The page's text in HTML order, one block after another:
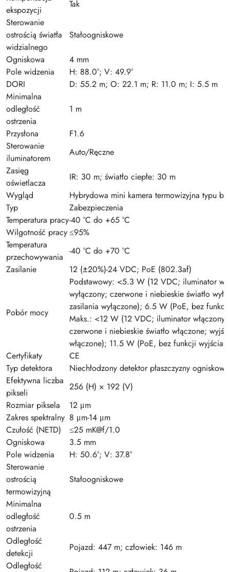
ekspozycji
Tak
Sterowanie
ostrością światła
widzialnego
Stałoogniskowe
Ogniskowa
4 mm
Pole widzenia
H: 88.0°; V: 49.9°
DORI
D: 55.2 m; O: 22.1 m; R: 11.0 m; I: 5.5 m
Minimalna
odległość
ostrzenia
1 m
Przysłona
F1.6
Sterowanie
iluminatorem
Auto/Ręczne
Zasięg
oświetlacza
IR: 30 m; światło ciepłe: 30 m
Wygląd
Hybrydowa mini kamera termowizyjna typu
Typ
Zabezpieczenia
Temperatura pracy-40 °C do +65 °C
Wilgotność pracy≤95%
Temperatura
przechowywania
-40 °C do +70 °C
Zasilanie
12 (±20%)-24 VDC; PoE (802.3af)
Pobór mocy
Podstawowy: <5.3 W (12 VDC; iluminator
wyłączony; czerwone i niebieskie światło
zasilania wyłączone); 6.5 W (PoE, bez
Maks.: <12 W (12 VDC; iluminator włączony;
czerwone i niebieskie światło włączone;
włączone); 11.5 W (PoE, bez funkcji wyjścia
Certyfikaty
CE
Typ detektora
Niechłodzony detektor płaszczyzny
Efektywna liczba
pikseli
256 (H) × 192 (V)
Rozmiar piksela
12 μm
Zakres spektralny 8 μm-14 μm
Czułość (NETD)
≤25 mK@f/1.0
Ogniskowa
3.5 mm
Pole widzenia
H: 50.6°; V: 37.8°
Sterowanie
ostrością
termowizyjną
Stałoogniskowe
Minimalna
odległość
ostrzenia
0.5 m
Odległość
detekcji
Pojazd: 447 m; człowiek: 146 m
Odległość